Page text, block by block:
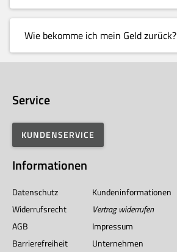
Wie bekomme ich mein Geld zurück?
Service
KUNDENSERVICE
Informationen
Datenschutz
Kundeninformationen
Widerrufsrecht
Vertrag widerrufen
AGB
Impressum
Barrierefreiheit
Unternehmen